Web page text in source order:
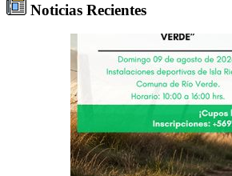
Noticias Recientes